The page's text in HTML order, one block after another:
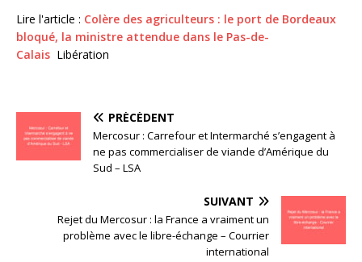
Lire l'article : Colère des agriculteurs : le port de Bordeaux
bloqué, la ministre attendue dans le Pas-de-
Calais Libération
PRÉCÉDENT
Mercosur : Carrefour et Intermarché s’engagent à
ne pas commercialiser de viande d’Amérique du
Sud – LSA
SUIVANT
Rejet du Mercosur : la France a vraiment un
problème avec le libre-échange – Courrier
international